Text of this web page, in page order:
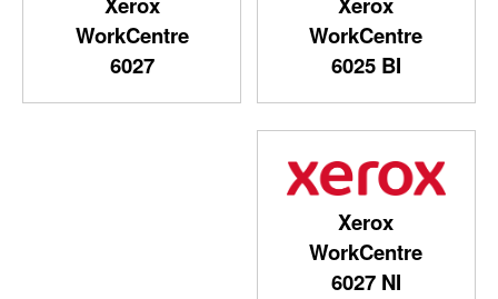
WorkCentre
6025 BI
WorkCentre
6027
Xerox
WorkCentre
6027 NI